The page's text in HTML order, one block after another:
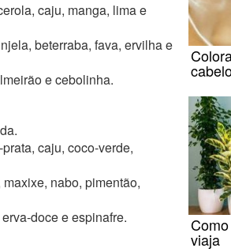
caju, manga, lima e
beterraba, fava, ervilha e
e cebolinha.
caju, coco-verde,
nabo, pimentão,
doce e espinafre.
viaja